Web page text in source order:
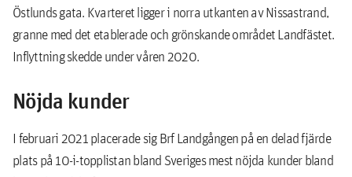
Östlunds gata. Kvarteret ligger i norra utkanten av Nissastrand,
granne med det etablerade och grönskande området Landfästet.
Inflyttning skedde under våren 2020.
Nöjda kunder
I februari 2021 placerade sig Brf Landgången på en delad fjärde
plats på 10-i-topplistan bland Sveriges mest nöjda kunder bland